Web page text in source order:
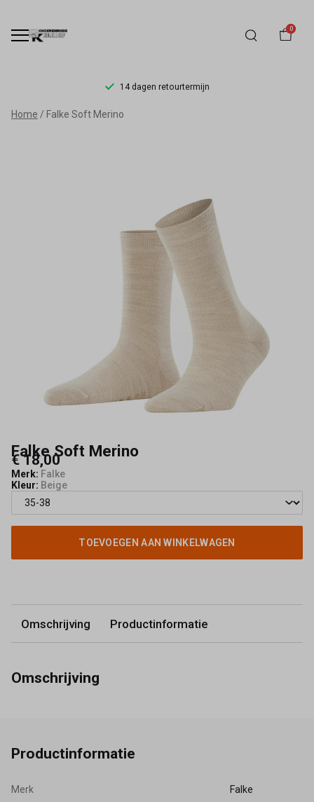
0
14 dagen retourtermijn
Falke
Schoenmode
Home Falke Soft Merino
Falke Soft Merino
€ 18,00
Merk: Falke
Kleur: Beige
TOEVOEGEN AAN WINKELWAGEN
Omschrijving Productinformatie
Omschrijving
Productinformatie
Merk Falke